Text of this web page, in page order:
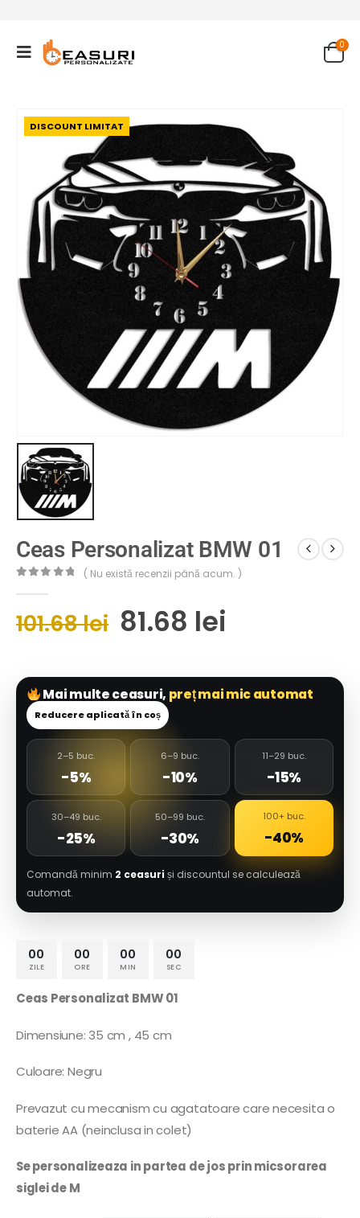
0
DISCOUNT LIMITAT
Ceas Personalizat BMW 01
( Nu există recenzii până acum. )
101.68lei 81.68 lei
Mai multe ceasuri, preț mai mic automat
Reducere aplicată în coș
2–5 buc.
-5%
6–9 buc.
-10%
11–29 buc.
-15%
30–49 buc.
-25%
50–99 buc.
-30%
100+ buc.
-40%
Comandă minim 2 ceasuri și discountul se calculează
automat.
00
ZILE
00
ORE
00
MIN
00
SEC
Ceas Personalizat BMW 01
Dimensiune: 35 cm , 45 cm
Culoare: Negru
Prevazut cu mecanism cu agatatoare care necesita o
baterie AA (neinclusa in colet)
Se personalizeaza in partea de jos prin micsorarea
siglei de M